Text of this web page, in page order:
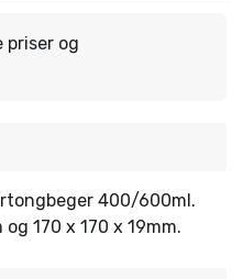
priser og
400/600ml.
og 170 x 170 x 19mm.